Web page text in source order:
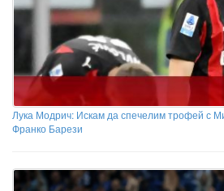
Лука Модрич: Искам да спечелим трофей с
Франко Барези